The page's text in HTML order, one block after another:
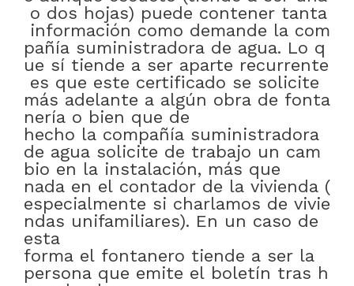
o dos hojas) puede contener tanta
información como demande la com
pañía suministradora de agua. Lo q
ue sí tiende a ser aparte recurrente
es que este certificado se solicite
más adelante a algún obra de fonta
nería o bien que de
hecho la compañía suministradora
de agua solicite de trabajo un cam
bio en la instalación, más que
nada en el contador de la vivienda (
especialmente si charlamos de vivie
ndas unifamiliares). En un caso de
esta
forma el fontanero tiende a ser la
persona que emite el boletín tras h